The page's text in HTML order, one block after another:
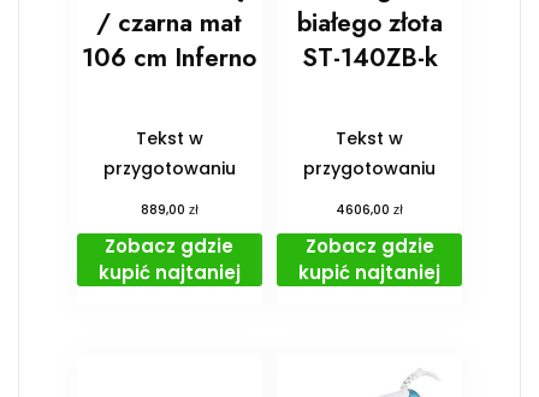
/ czarna mat
106 cm Inferno
Tekst w
przygotowaniu
889,00 zł
Zobacz gdzie
kupić najtaniej
białego złota
ST-140ZB-k
Tekst w
przygotowaniu
4606,00zł
Zobacz gdzie
kupić najtaniej